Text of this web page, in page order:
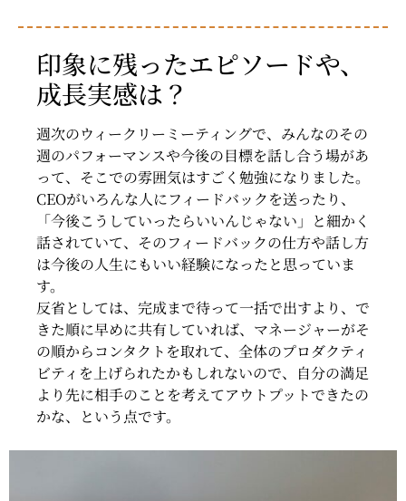
印象に残ったエピソードや、
成長実感は？
週次のウィークリーミーティングで、みんなのその
週のパフォーマンスや今後の目標を話し合う場があ
って、そこでの雰囲気はすごく勉強になりました。
CEOがいろんな人にフィードバックを送ったり、
「今後こうしていったらいいんじゃない」と細かく
話されていて、そのフィードバックの仕方や話し方
は今後の人生にもいい経験になったと思っていま
す。
反省としては、完成まで待って一括で出すより、で
きた順に早めに共有していれば、マネージャーがそ
の順からコンタクトを取れて、全体のプロダクティ
ビティを上げられたかもしれないので、自分の満足
より先に相手のことを考えてアウトプットできたの
かな、という点です。